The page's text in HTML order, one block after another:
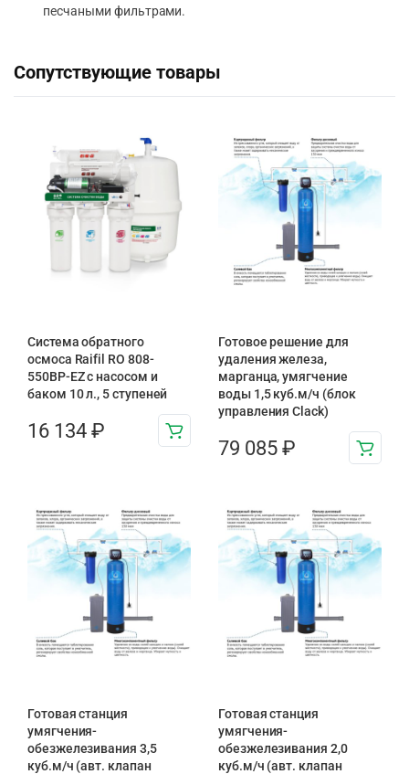
песчаными фильтрами.
Сопутствующие товары
Система обратного
осмоса Raifil RO 808-
550BP-EZ с насосом и
баком 10 л., 5 ступеней
16 134 ₽
Готовое решение для
удаления железа,
марганца, умягчение
воды 1,5 куб.м/ч (блок
управления Clack)
79 085 ₽
Готовая станция
умягчения-
обезжелезивания 3,5
куб.м/ч (авт. клапан
Готовая станция
умягчения-
обезжелезивания 2,0
куб.м/ч (авт. клапан